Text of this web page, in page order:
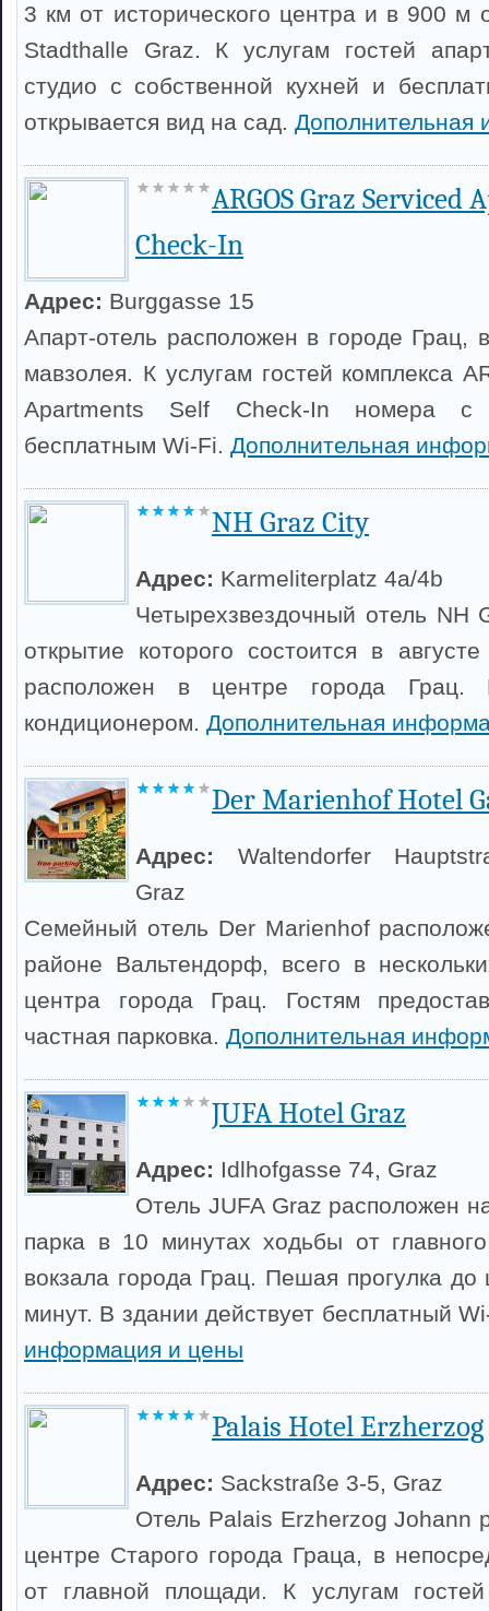
3 км от исторического центра и в 900 м
Stadthalle Graz. К услугам гостей
студио с собственной кухней и
открывается вид на сад.
ARGOS Graz Serviced
Check-In
Адрес: Burggasse 15
Апарт-отель расположен в городе Грац,
мавзолея. К услугам гостей комплекса
Apartments Self Check-In номера с
бесплатным Wi-Fi. Дополнительная
NH Graz City
Адрес: Karmeliterplatz 4a/4b
Четырехзвездочный отель NH
открытие которого состоится в
расположен в центре города Грац.
кондиционером. Дополнительная
Der Marienhof Hotel
Адрес: Waltendorfer
Graz
Семейный отель Der Marienhof
районе Вальтендорф, всего в
центра города Грац. Гостям
частная парковка. Дополнительная
JUFA Hotel Graz
Адрес: Idlhofgasse 74, Graz
Отель JUFA Graz расположен
парка в 10 минутах ходьбы от
вокзала города Грац. Пешая прогулка до
минут. В здании действует бесплатный
информация и цены
Palais Hotel
Адрес: Sackstraße 3-5, Graz
Отель Palais Erzherzog Johann
центре Старого города Граца, в
от главной площади. К услугам